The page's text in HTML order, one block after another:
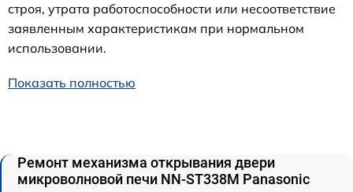
строя, утрата работоспособности или несоответствие
заявленным характеристикам при нормальном
использовании.
Показать полностью
Ремонт механизма открывания двери
микроволновой печи NN-ST338M Panasonic